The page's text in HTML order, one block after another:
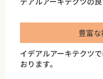
豊富
イデアルアーキテクツ
おります。